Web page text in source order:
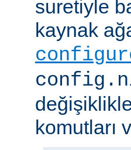
suretiyle
kaynak
komutları